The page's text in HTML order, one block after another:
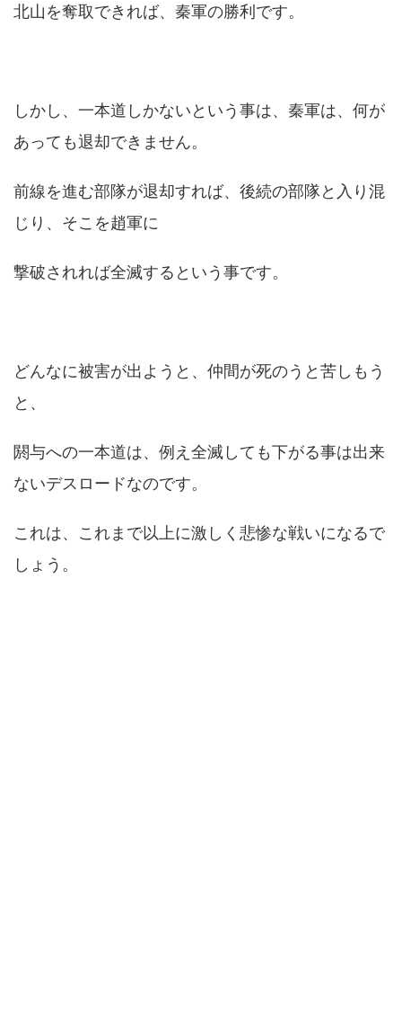
北山を奪取できれば、秦軍の勝利です。
しかし、一本道しかないという事は、秦軍は、何が
あっても退却できません。
前線を進む部隊が退却すれば、後続の部隊と入り混
じり、そこを趙軍に
撃破されれば全滅するという事です。
どんなに被害が出ようと、仲間が死のうと苦しもう
と、
閼与への一本道は、例え全滅しても下がる事は出来
ないデスロードなのです。
これは、これまで以上に激しく悲惨な戦いになるで
しょう。